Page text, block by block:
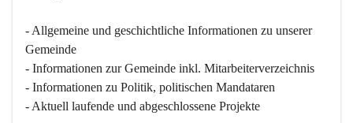
- Allgemeine und geschichtliche Informationen zu unserer
Gemeinde
- Informationen zur Gemeinde inkl. Mitarbeiterverzeichnis
- Informationen zu Politik, politischen Mandataren
- Aktuell laufende und abgeschlossene Projekte